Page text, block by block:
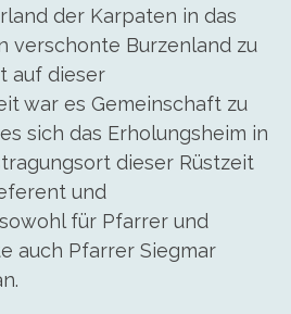
der Karpaten in das
verschonte Burzenland zu
auf dieser
war es Gemeinschaft zu
sich das Erholungsheim in
dieser Rüstzeit
und
für Pfarrer und
auch Pfarrer Siegmar